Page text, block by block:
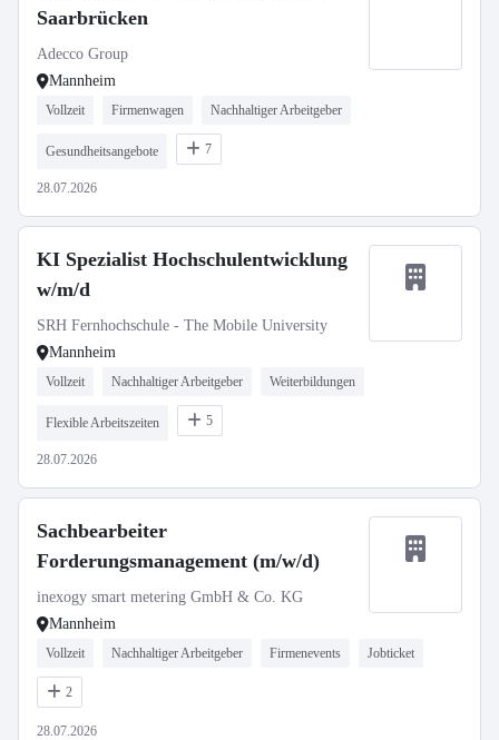
Saarbrücken
Adecco Group
Mannheim
Vollzeit Firmenwagen Nachhaltiger Arbeitgeber
Gesundheitsangebote 7
28.07.2026
KI Spezialist Hochschulentwicklung
w/m/d
SRH Fernhochschule - The Mobile University
Mannheim
Vollzeit Nachhaltiger Arbeitgeber Weiterbildungen
Flexible Arbeitszeiten 5
28.07.2026
Sachbearbeiter
Forderungsmanagement (m/w/d)
inexogy smart metering GmbH & Co. KG
Mannheim
Vollzeit Nachhaltiger Arbeitgeber Firmenevents Jobticket
2
28.07.2026